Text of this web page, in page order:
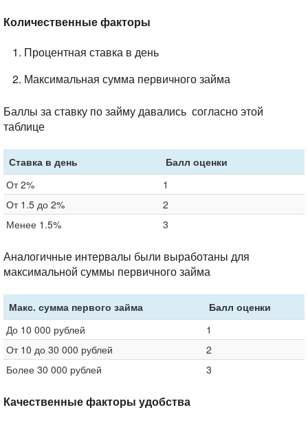
Количественные факторы
Процентная ставка в день
Максимальная сумма первичного займа
Баллы за ставку по займу давались согласно этой
таблице
Ставка в день
Балл оценки
От 2%
1
От 1.5 до 2%
2
Менее 1.5%
3
Аналогичные интервалы были выработаны для
максимальной суммы первичного займа
Макс. сумма первого займа
Балл оценки
До 10 000 рублей
1
От 10 до 30 000 рублей
2
Более 30 000 рублей
3
Качественные факторы удобства